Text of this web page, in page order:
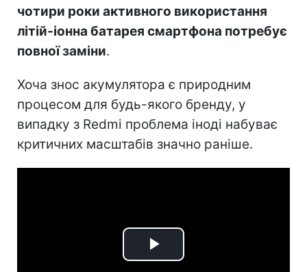
чотири роки активного використання
літій-іонна батарея смартфона потребує
повної заміни.
Хоча знос акумулятора є природним
процесом для будь-якого бренду, у
випадку з Redmi проблема іноді набуває
критичних масштабів значно раніше.
Play